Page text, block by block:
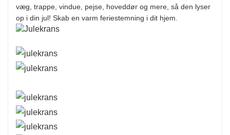
væg, trappe, vindue, pejse, hoveddør og mere, så den lyser
op i din jul! Skab en varm feriestemning i dit hjem.